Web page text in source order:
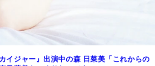
イジャー』出演中の森 日菜美「これからの